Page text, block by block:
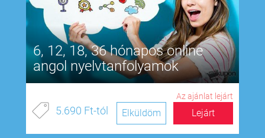
6, 12, 18, 36 hónapos online
angol nyelvtanfolyamok
Az ajánlat lejárt
5.690 Ft-tól Lejárt
Elküldöm